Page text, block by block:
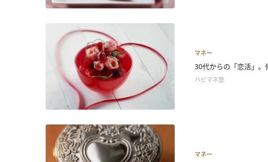
マネー
30代からの「恋活」。
ハピマネ塾
マネー